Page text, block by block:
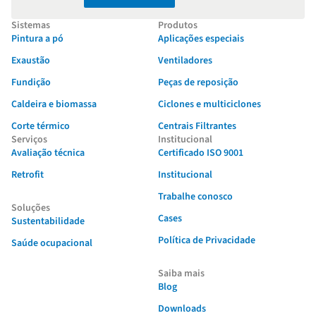
Sistemas
Pintura a pó
Exaustão
Fundição
Caldeira e biomassa
Corte térmico
Produtos
Aplicações especiais
Ventiladores
Peças de reposição
Ciclones e multiciclones
Centrais Filtrantes
Serviços
Avaliação técnica
Retrofit
Soluções
Sustentabilidade
Saúde ocupacional
Institucional
Certificado ISO 9001
Institucional
Trabalhe conosco
Cases
Política de Privacidade
Saiba mais
Blog
Downloads